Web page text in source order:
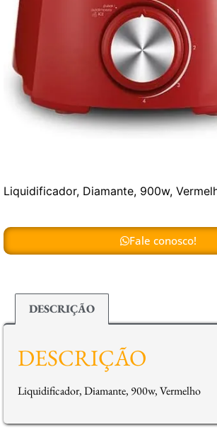
Liquidificador, Diamante, 900w,
Fale conosco!
DESCRIÇÃO
DESCRIÇÃO
Liquidificador, Diamante, 900w, Vermelho